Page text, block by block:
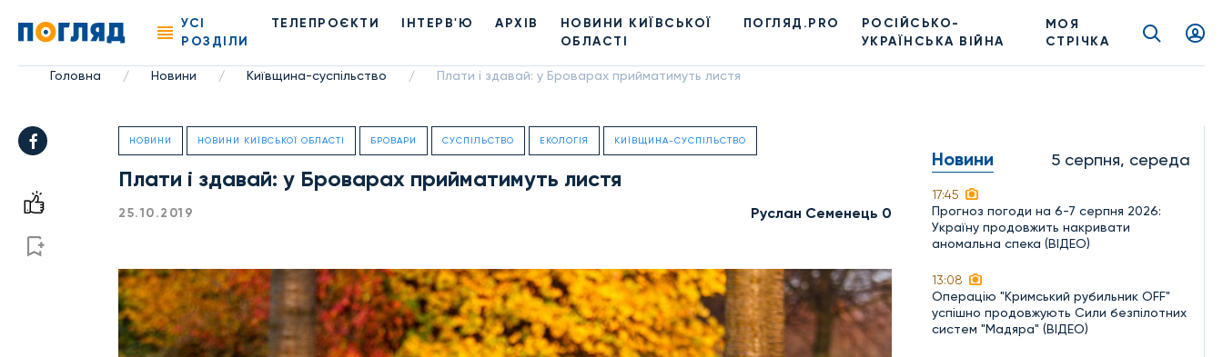
УСІ
РОЗДІЛИ
ТЕЛЕПРОЄКТИ ІНТЕРВ'Ю АРХІВ
НОВИНИ КИЇВСЬКОЇ
ОБЛАСТІ
ПОГЛЯД.PRO
РОСІЙСЬКО-
УКРАЇНСЬКА ВІЙНА
МОЯ
СТРІЧКА
Головна / Новини / Київщина-суспільство / Плати і здавай: у Броварах прийматимуть листя
НОВИНИ НОВИНИ КИЇВСЬКОЇ ОБЛАСТІ БРОВАРИ СУСПІЛЬСТВО ЕКОЛОГІЯ КИЇВЩИНА-СУСПІЛЬСТВО
Плати і здавай: у Броварах прийматимуть листя
25.10.2019 Руслан Семенець 0
Новини 5 серпня, середа
17:45
Прогноз погоди на 6-7 серпня 2026:
Україну продовжить накривати
аномальна спека (ВІДЕО)
13:08
Операцію "Кримський рубильник OFF"
успішно продовжують Сили безпілотних
систем "Мадяра" (ВІДЕО)